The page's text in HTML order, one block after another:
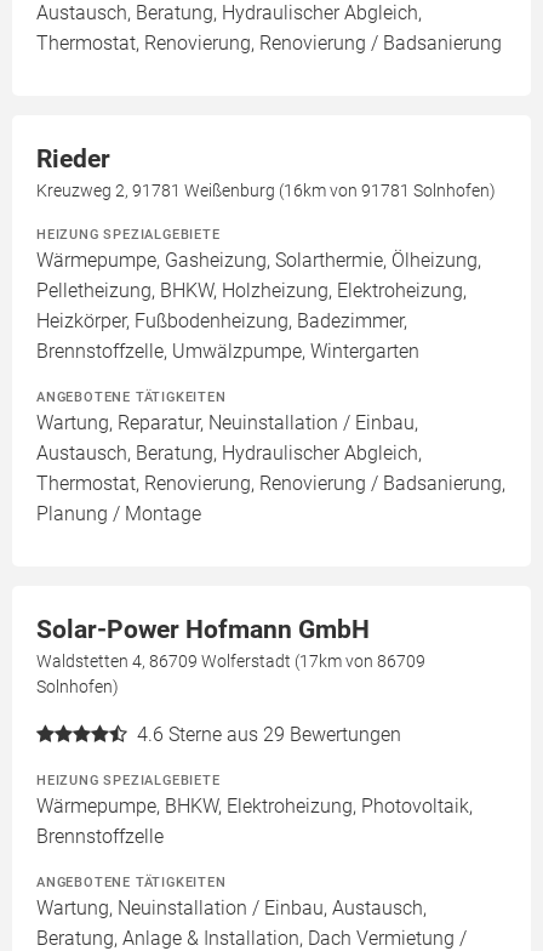
Austausch, Beratung, Hydraulischer Abgleich,
Thermostat, Renovierung, Renovierung / Badsanierung
Rieder
Kreuzweg 2, 91781 Weißenburg (16km von 91781 Solnhofen)
HEIZUNG SPEZIALGEBIETE
Wärmepumpe, Gasheizung, Solarthermie, Ölheizung,
Pelletheizung, BHKW, Holzheizung, Elektroheizung,
Heizkörper, Fußbodenheizung, Badezimmer,
Brennstoffzelle, Umwälzpumpe, Wintergarten
ANGEBOTENE TÄTIGKEITEN
Wartung, Reparatur, Neuinstallation / Einbau,
Austausch, Beratung, Hydraulischer Abgleich,
Thermostat, Renovierung, Renovierung / Badsanierung,
Planung / Montage
Solar-Power Hofmann GmbH
Waldstetten 4, 86709 Wolferstadt (17km von 86709
Solnhofen)
4.6 Sterne aus 29 Bewertungen
HEIZUNG SPEZIALGEBIETE
Wärmepumpe, BHKW, Elektroheizung, Photovoltaik,
Brennstoffzelle
ANGEBOTENE TÄTIGKEITEN
Wartung, Neuinstallation / Einbau, Austausch,
Beratung, Anlage & Installation, Dach Vermietung /